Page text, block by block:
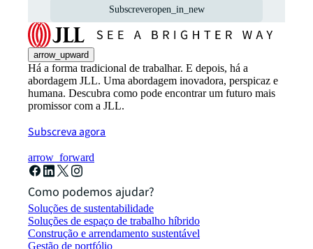
Subscreveropen_in_new
arrow_upward
Há a forma tradicional de trabalhar. E depois, há a
abordagem JLL. Uma abordagem inovadora, perspicaz e
humana. Descubra como pode encontrar um futuro mais
promissor com a JLL.
Subscreva agora
arrow_forward
Como podemos ajudar?
Soluções de sustentabilidade
Soluções de espaço de trabalho híbrido
Construção e arrendamento sustentável
Gestão de portfólio